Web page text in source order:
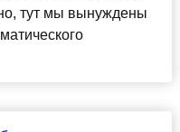
тут мы вынуждены